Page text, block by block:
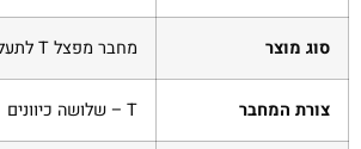
סוג מוצר מחבר מפצל T לתעלות אוורור
צורת המחבר T – שלושה כיוונים